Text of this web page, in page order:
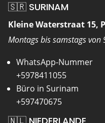
🇸🇷 SURINAM
Kleine Waterstraat 15,
Montags bis samstags
WhatsApp-Nummer
+5978411055
Büro in Surinam
+597470675